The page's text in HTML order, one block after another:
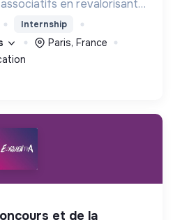
en revalorisant
annonceurs.
Internship
Paris, France